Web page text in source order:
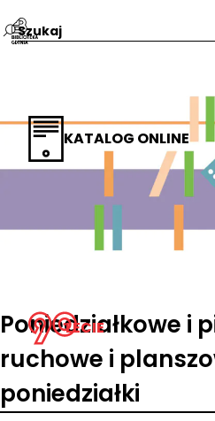
KATALOG ONLINE
LECIE
Poniedziałkowe i
ruchowe i
poniedziałki